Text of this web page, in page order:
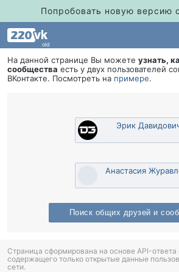
Попробовать новую версию
old
На данной странице Вы можете узнать,
сообщества есть у двух пользователей
Контакте. Посмотреть на примере.
Эрик
Анастасия
Поиск общих друзей и
Страница сформирована на основе API-ответа
содержащего только открытые данные
сети.